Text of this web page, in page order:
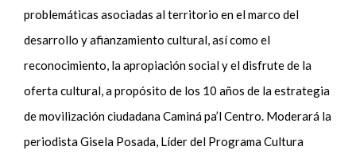
problemáticas asociadas al territorio en el marco del
desarrollo y afianzamiento cultural, así como el
reconocimiento, la apropiación social y el disfrute de la
oferta cultural, a propósito de los 10 años de la estrategia
de movilización ciudadana Caminá pa’l Centro. Moderará la
periodista Gisela Posada, Líder del Programa Cultura